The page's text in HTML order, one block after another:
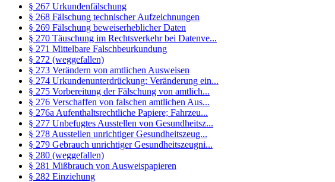
§ 267 Urkundenfälschung
§ 268 Fälschung technischer Aufzeichnungen
§ 269 Fälschung beweiserheblicher Daten
§ 270 Täuschung im Rechtsverkehr bei Datenve...
§ 271 Mittelbare Falschbeurkundung
§ 272 (weggefallen)
§ 273 Verändern von amtlichen Ausweisen
§ 274 Urkundenunterdrückung; Veränderung ein...
§ 275 Vorbereitung der Fälschung von amtlich...
§ 276 Verschaffen von falschen amtlichen Aus...
§ 276a Aufenthaltsrechtliche Papiere; Fahrzeu...
§ 277 Unbefugtes Ausstellen von Gesundheitsz...
§ 278 Ausstellen unrichtiger Gesundheitszeug...
§ 279 Gebrauch unrichtiger Gesundheitszeugni...
§ 280 (weggefallen)
§ 281 Mißbrauch von Ausweispapieren
§ 282 Einziehung